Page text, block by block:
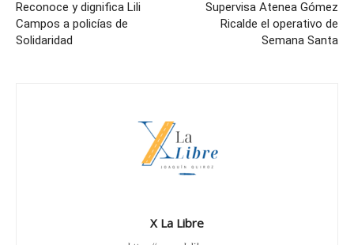
Reconoce y dignifica Lili
Campos a policías de
Solidaridad
Supervisa Atenea Gómez
Ricalde el operativo de
Semana Santa
X La Libre